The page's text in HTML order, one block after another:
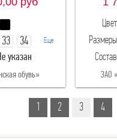
33
34
35
36
Еще
указан
обувь» ЗАО
1 2 3 4